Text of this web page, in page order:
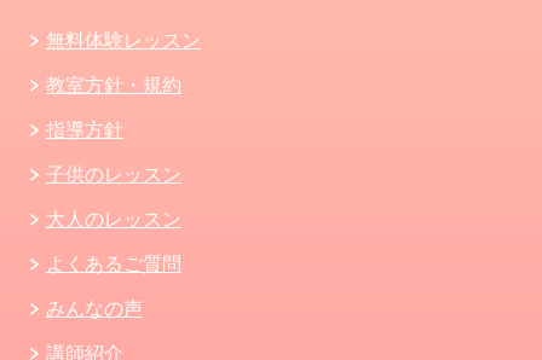
無料体験レッスン
教室方針・規約
指導方針
子供のレッスン
大人のレッスン
よくあるご質問
みんなの声
講師紹介